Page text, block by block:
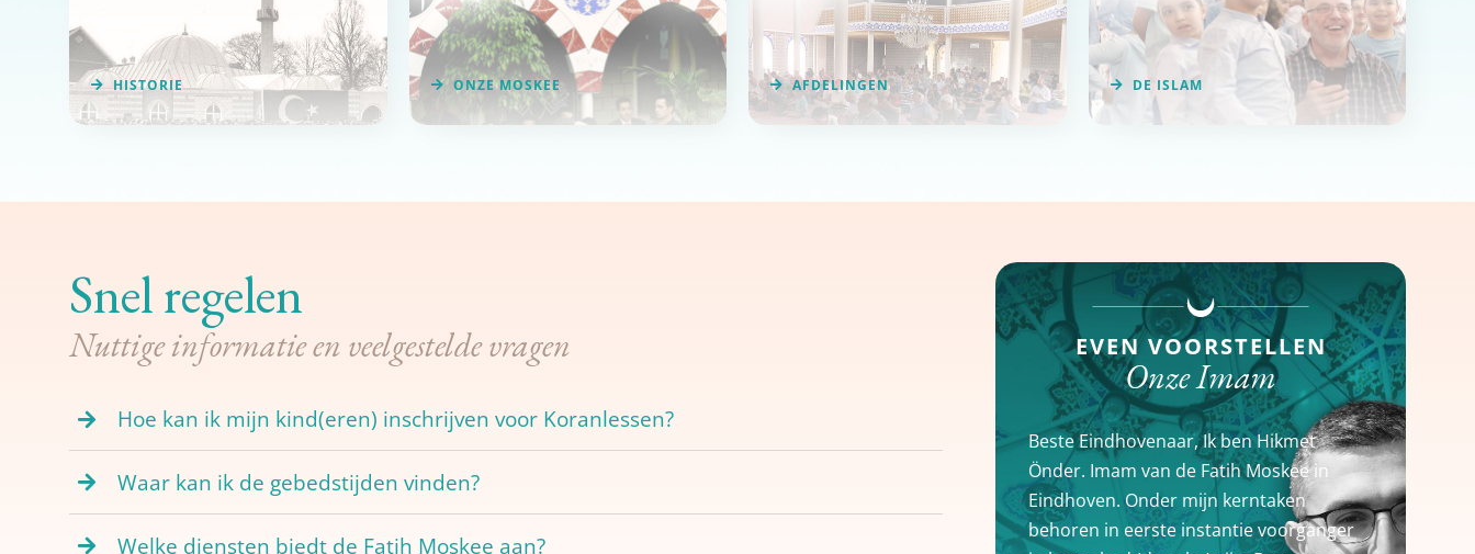
HISTORIE ONZE MOSKEE AFDELINGEN DE ISLAM
Snel regelen
Nuttige informatie en veelgestelde vragen
Hoe kan ik mijn kind(eren) inschrijven voor Koranlessen?
Waar kan ik de gebedstijden vinden?
Welke diensten biedt de Fatih Moskee aan?
EVEN VOORSTELLEN
Onze Imam
Beste Eindhovenaar, Ik ben Hikmet
Önder. Imam van de Fatih Moskee in
Eindhoven. Onder mijn kerntaken
behoren in eerste instantie voorganger